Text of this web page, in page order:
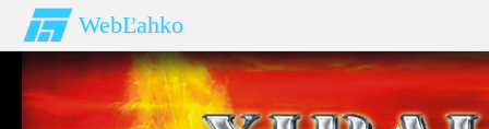
WebĽahko